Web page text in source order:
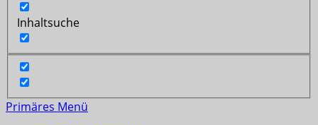
Inhaltsuche
Primäres Menü